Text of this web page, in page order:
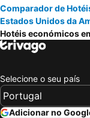
Comparador de
Estados Unidos da
Hotéis económicos
Selecione o seu país
Adicionar no